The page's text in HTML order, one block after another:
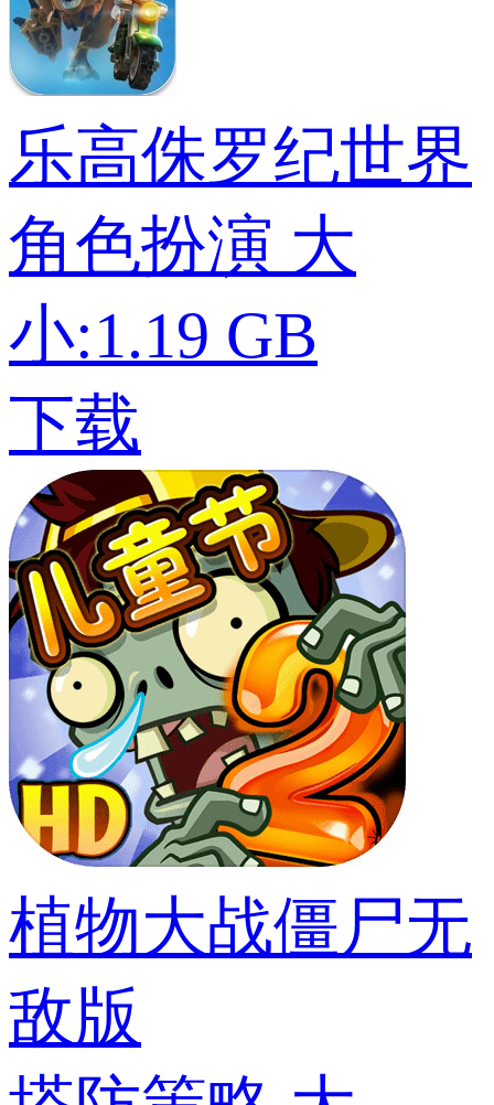
乐高侏罗纪世界
角色扮演 大
小:1.19 GB
下载
植物大战僵尸无
敌版